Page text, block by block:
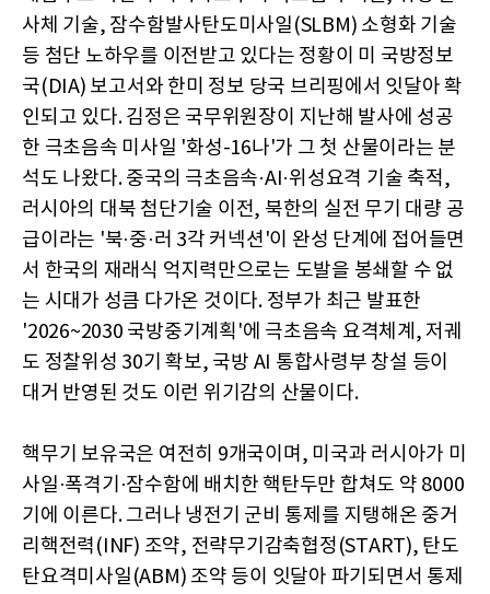
사체 기술, 잠수함발사탄도미사일(SLBM) 소형화 기술
등 첨단 노하우를 이전받고 있다는 정황이 미 국방정보
국(DIA) 보고서와 한미 정보 당국 브리핑에서 잇달아 확
인되고 있다. 김정은 국무위원장이 지난해 발사에 성공
한 극초음속 미사일 '화성-16나'가 그 첫 산물이라는 분
석도 나왔다. 중국의 극초음속·AI·위성요격 기술 축적,
러시아의 대북 첨단기술 이전, 북한의 실전 무기 대량 공
급이라는 '북·중·러 3각 커넥션'이 완성 단계에 접어들면
서 한국의 재래식 억지력만으로는 도발을 봉쇄할 수 없
는 시대가 성큼 다가온 것이다. 정부가 최근 발표한
'2026~2030 국방중기계획'에 극초음속 요격체계, 저궤
도 정찰위성 30기 확보, 국방 AI 통합사령부 창설 등이
대거 반영된 것도 이런 위기감의 산물이다.
핵무기 보유국은 여전히 9개국이며, 미국과 러시아가 미
사일·폭격기·잠수함에 배치한 핵탄두만 합쳐도 약 8000
기에 이른다. 그러나 냉전기 군비 통제를 지탱해온 중거
리핵전력(INF) 조약, 전략무기감축협정(START), 탄도
탄요격미사일(ABM) 조약 등이 잇달아 파기되면서 통제